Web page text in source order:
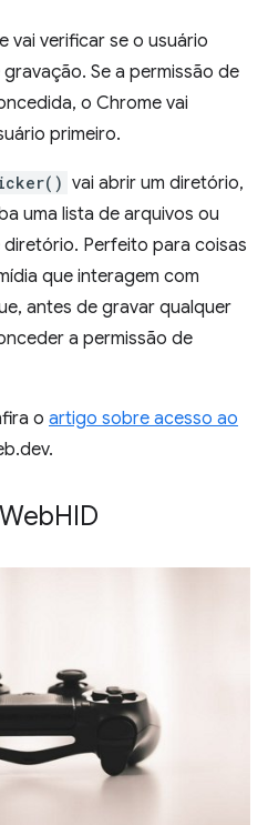
vai verificar se o usuário
Se a permissão de
o Chrome vai
primeiro.
vai abrir um diretório,
uma lista de arquivos ou
Perfeito para coisas
que interagem com
antes de gravar qualquer
a permissão de
o artigo sobre acesso ao
HID